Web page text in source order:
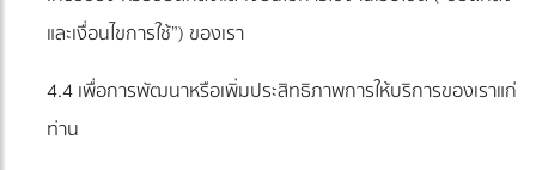
และเงื่อนไขการใช้”) ของเรา
4.4 เพื่อการพัฒนาหรือเพิ่มประสิทธิภาพการให้บริการของเราแก่
ท่าน